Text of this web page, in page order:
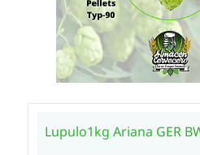
Lupulo1kg Ariana GER